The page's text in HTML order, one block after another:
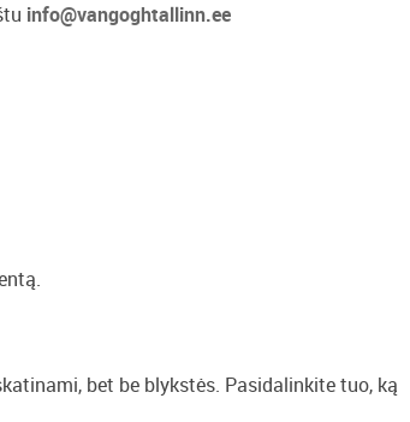
info@vangoghtallinn.ee
bet be blykstės. Pasidalinkite tuo, ką